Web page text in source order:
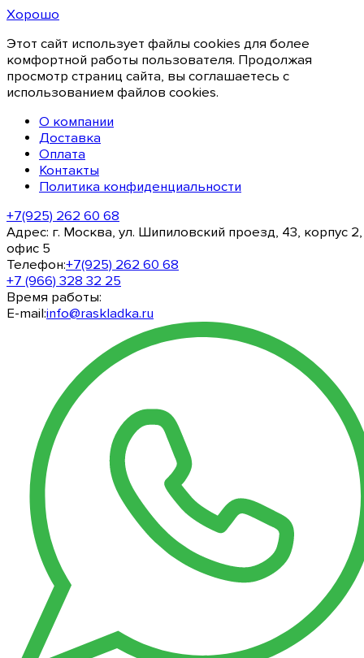
Хорошо
Этот сайт использует файлы cookies для более
комфортной работы пользователя. Продолжая
просмотр страниц сайта, вы соглашаетесь с
использованием файлов cookies.
О компании
Доставка
Оплата
Контакты
Политика конфиденциальности
+7(925) 262 60 68
Адрес: г. Москва, ул. Шипиловский проезд, 43, корпус 2,
офис 5
Телефон:+7(925) 262 60 68
+7 (966) 328 32 25
Время работы:
E-mail:info@raskladka.ru